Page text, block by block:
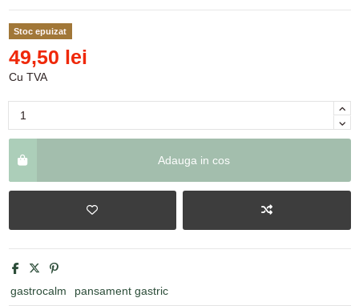
Stoc epuizat
49,50 lei
Cu TVA
Adauga in cos
gastrocalm pansament gastric